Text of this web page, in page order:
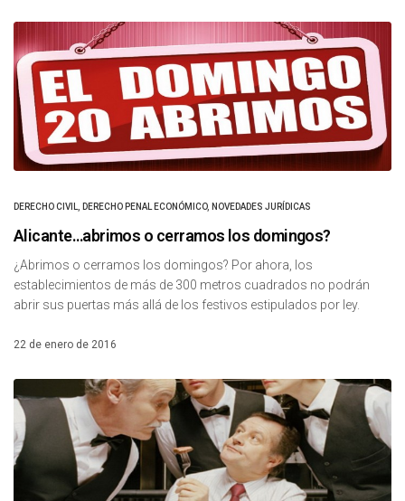
DERECHO CIVIL DERECHO PENAL ECONÓMICO, NOVEDADES JURÍDICAS
Alicante…abrimos o cerramos los domingos?
¿Abrimos o cerramos los domingos? Por ahora, los
establecimientos de más de 300 metros cuadrados no podrán
abrir sus puertas más allá de los festivos estipulados por ley.
22 de enero de 2016